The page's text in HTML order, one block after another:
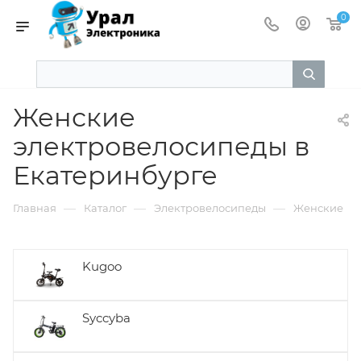
0
Женские
электровелосипеды в
Екатеринбурге
Главная — Каталог — Электровелосипеды — Женские
Kugoo
Syccyba